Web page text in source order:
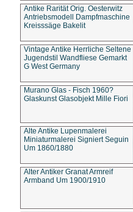
Antike Rarität Orig. Oesterwitz
Antriebsmodell Dampfmaschine
Kreisssäge Bakelit
Vintage Antike Herrliche Seltene
Jugendstil Wandfliese Gemarkt
G West Germany
Murano Glas - Fisch 1960?
Glaskunst Glasobjekt Mille Fiori
Alte Antike Lupenmalerei
Miniaturmalerei Signiert Seguin
Um 1860/1880
Alter Antiker Granat Armreif
Armband Um 1900/1910